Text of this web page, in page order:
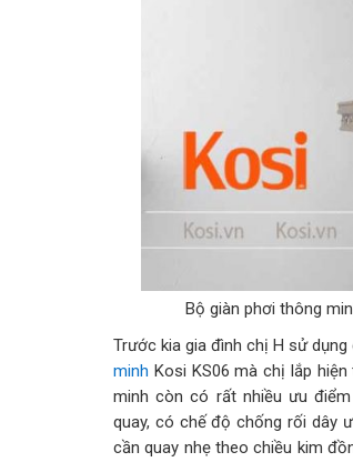
Bộ giàn phơi thông
Trước kia gia đình chị H sử
minh Kosi KS06 mà chị lắp
minh còn có rất nhiều ưu
quay, có chế độ chống rối dây
cần quay nhẹ theo chiều kim